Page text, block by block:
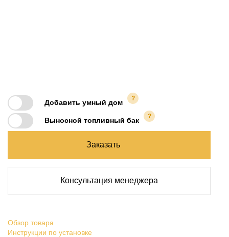
Добавить умный дом
?
Выносной топливный бак
?
Заказать
Консультация менеджера
Обзор товара
Инструкции по установке